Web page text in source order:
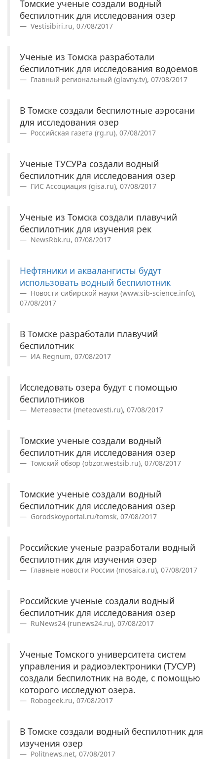
Томские ученые создали водный
беспилотник для исследования озер
Vestisibiri.ru, 07/08/2017
Ученые из Томска разработали
беспилотник для исследования водоемов
Главный региональный (glavny.tv), 07/08/2017
В Томске создали беспилотные аэросани
для исследования озер
Российская газета (rg.ru), 07/08/2017
Ученые ТУСУРа создали водный
беспилотник для исследования озер
ГИС Ассоциация (gisa.ru), 07/08/2017
Ученые из Томска создали плавучий
беспилотник для изучения рек
NewsRbk.ru, 07/08/2017
Нефтяники и аквалангисты будут
использовать водный беспилотник
Новости сибирской науки (www.sib-science.info),
07/08/2017
В Томске разработали плавучий
беспилотник
ИА Regnum, 07/08/2017
Исследовать озера будут с помощью
беспилотников
Метеовести (meteovesti.ru), 07/08/2017
Томские ученые создали водный
беспилотник для исследования озер
Томский обзор (obzor.westsib.ru), 07/08/2017
Томские ученые создали водный
беспилотник для исследования озер
Gorodskoyportal.ru/tomsk, 07/08/2017
Российские ученые разработали водный
беспилотник для изучения озер
Главные новости России (mosaica.ru), 07/08/2017
Российские ученые создали водный
беспилотник для исследования озер
RuNews24 (runews24.ru), 07/08/2017
Ученые Томского университета систем
управления и радиоэлектроники (ТУСУР)
создали беспилотник на воде, с помощью
которого исследуют озера.
Robogeek.ru, 07/08/2017
В Томске создали водный беспилотник для
изучения озер
Politnews.net, 07/08/2017